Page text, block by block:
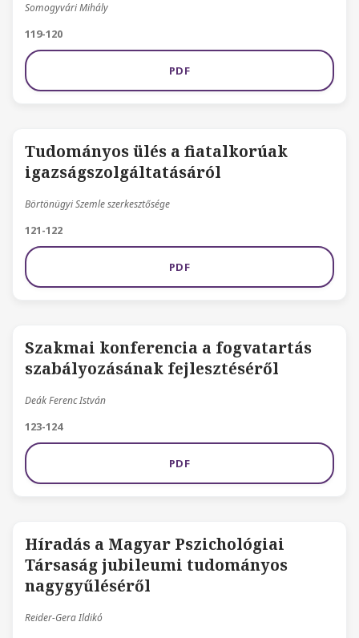
Somogyvári Mihály
119-120
PDF
Tudományos ülés a fiatalkorúak
igazságszolgáltatásáról
Börtönügyi Szemle szerkesztősége
121-122
PDF
Szakmai konferencia a fogvatartás
szabályozásának fejlesztéséről
Deák Ferenc István
123-124
PDF
Híradás a Magyar Pszichológiai
Társaság jubileumi tudományos
nagygyűléséről
Reider-Gera Ildikó